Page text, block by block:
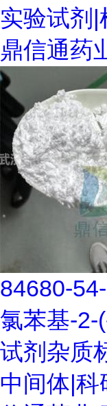
实验试剂|
鼎信通药
84680-
氯苯基-2-
试剂杂质
中间体|科